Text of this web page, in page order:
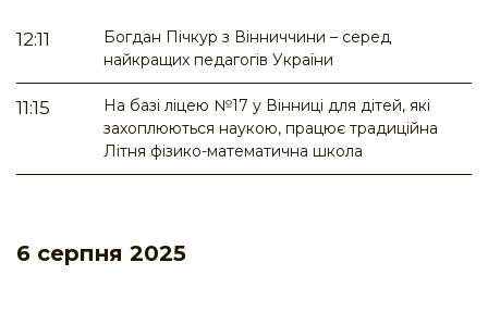
12:11
Богдан Пічкур з Вінниччини – серед
найкращих педагогів України
11:15
На базі ліцею №17 у Вінниці для дітей, які
захоплюються наукою, працює традиційна
Літня фізико-математична школа
6 серпня 2025